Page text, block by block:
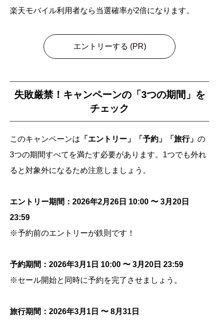
楽天モバイル利用者なら当選確率が2倍になります。
エントリーする (PR)
失敗厳禁！キャンペーンの「3つの期間」を
チェック
このキャンペーンは 「エントリー」「予約」「旅行」 の
3つの期間すべてを満たす必要があります。1つでも外れ
ると対象外になるため注意しましょう。
エントリー期間：2026年2月26日 10:00 〜 3月20日
23:59
※予約前のエントリーが鉄則です！
予約期間：2026年3月1日 10:00 〜 3月20日 23:59
※セール開始と同時に予約を完了させましょう。
旅行期間：2026年3月1日 〜 8月31日